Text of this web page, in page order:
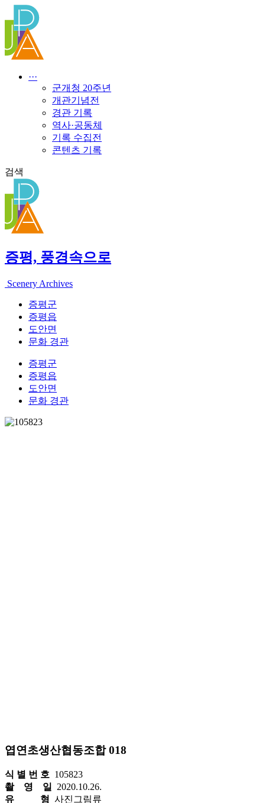
텐
로
건
···
군개청 20주년
개관기념전
경관 기록
역사·공동체
기록 수집전
콘텐츠 기록
검색
증평, 풍경속으로
Scenery Archives
증평군
증평읍
도안면
문화 경관
증평군
증평읍
도안면
문화 경관
엽연초생산협동조합 018
식 별 번 호 105823
촬 영 일
2020.10.26.
유 형 사진그림류